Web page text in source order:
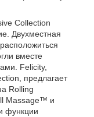
Collection
Двухместная
вместе
Felicity,
предлагает
Rolling
Massage™ и
функции